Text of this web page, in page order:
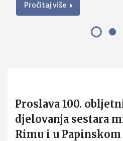
Pročitaj više
Proslava 100.
djelovanja sestara
Rimu i u